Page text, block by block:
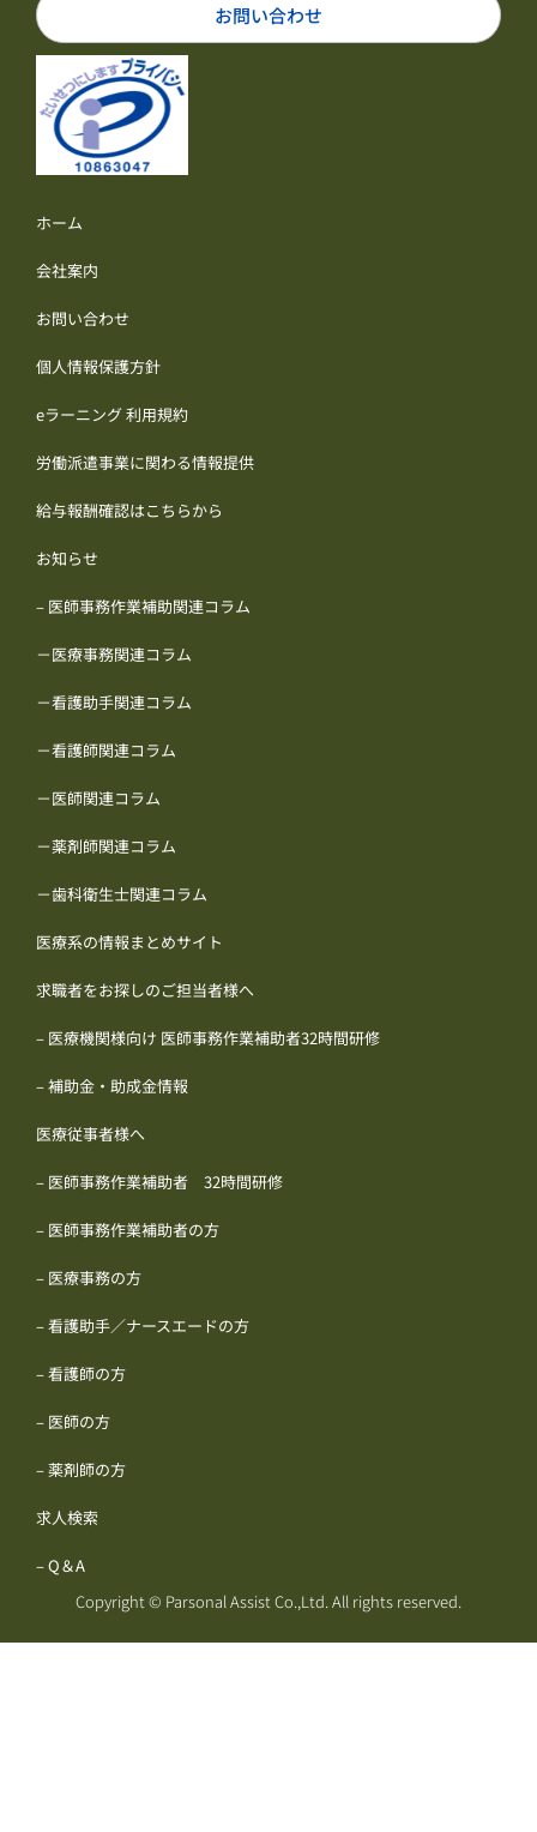
お問い合わせ
ホーム
会社案内
お問い合わせ
個人情報保護方針
eラーニング 利用規約
労働派遣事業に関わる情報提供
給与報酬確認はこちらから
お知らせ
– 医師事務作業補助関連コラム
－医療事務関連コラム
－看護助手関連コラム
－看護師関連コラム
－医師関連コラム
－薬剤師関連コラム
－歯科衛生士関連コラム
医療系の情報まとめサイト
求職者をお探しのご担当者様へ
– 医療機関様向け 医師事務作業補助者32時間研修
– 補助金・助成金情報
医療従事者様へ
– 医師事務作業補助者 32時間研修
– 医師事務作業補助者の方
– 医療事務の方
– 看護助手／ナースエードの方
– 看護師の方
– 医師の方
– 薬剤師の方
求人検索
– Q＆A
Copyright © Parsonal Assist Co.,Ltd. All rights reserved.